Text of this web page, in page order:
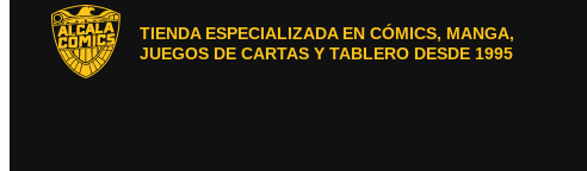
TIENDA ESPECIALIZADA EN CÓMICS, MANGA,
JUEGOS DE CARTAS Y TABLERO DESDE 1995